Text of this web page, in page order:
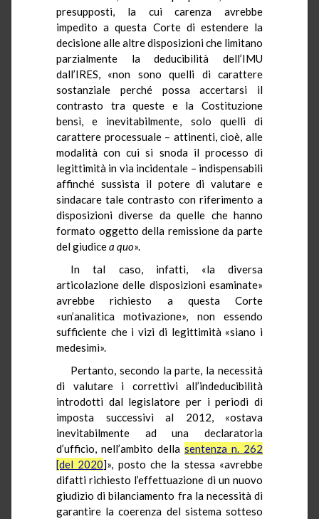
presupposti, la cui carenza avrebbe
impedito a questa Corte di estendere la
decisione alle altre disposizioni che limitano
parzialmente la deducibilità dell’IMU
dall’IRES, «non sono quelli di carattere
sostanziale perché possa accertarsi il
contrasto tra queste e la Costituzione
bensì, e inevitabilmente, solo quelli di
carattere processuale – attinenti, cioè, alle
modalità con cui si snoda il processo di
legittimità in via incidentale – indispensabili
affinché sussista il potere di valutare e
sindacare tale contrasto con riferimento a
disposizioni diverse da quelle che hanno
formato oggetto della remissione da parte
del giudicea quo».
In tal caso, infatti, «la diversa
articolazione delle disposizioni esaminate»
avrebbe richiesto a questa Corte
«un’analitica motivazione», non essendo
sufficiente che i vizi di legittimità «siano i
medesimi».
Pertanto, secondo la parte, la necessità
di valutare i correttivi all’indeducibilità
introdotti dal legislatore per i periodi di
imposta successivi al 2012, «ostava
inevitabilmente ad una declaratoria
d’ufficio, nell’ambito della sentenza n. 262
[del 2020]», posto che la stessa «avrebbe
difatti richiesto l’effettuazione di un nuovo
giudizio di bilanciamento fra la necessità di
garantire la coerenza del sistema sotteso